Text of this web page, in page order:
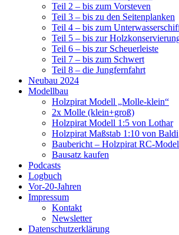
Teil 2 – bis zum Vorsteven
Teil 3 – bis zu den Seitenplanken
Teil 4 – bis zum
Teil 5 – bis zur
Teil 6 – bis zur Scheuerleiste
Teil 7 – bis zum Schwert
Teil 8 – die Jungfernfahrt
Neubau 2024
Modellbau
Holzpirat Modell „Molle-klein“
2x Molle (klein+groß)
Holzpirat Modell 1:5 von Lothar
Holzpirat Maßstab 1:10 von Baldi
Baubericht – Holzpirat RC-
Bausatz kaufen
Podcasts
Logbuch
Vor-20-Jahren
Impressum
Kontakt
Newsletter
Datenschutzerklärung